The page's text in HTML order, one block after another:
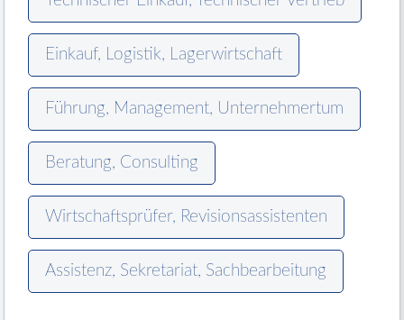
Einkauf, Logistik, Lagerwirtschaft
Führung, Management, Unternehmertum
Beratung, Consulting
Wirtschaftsprüfer, Revisionsassistenten
Assistenz, Sekretariat, Sachbearbeitung